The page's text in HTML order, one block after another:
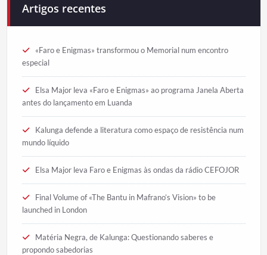
Artigos recentes
«Faro e Enigmas» transformou o Memorial num encontro
especial
Elsa Major leva «Faro e Enigmas» ao programa Janela Aberta
antes do lançamento em Luanda
Kalunga defende a literatura como espaço de resistência num
mundo líquido
Elsa Major leva Faro e Enigmas às ondas da rádio CEFOJOR
Final Volume of «The Bantu in Mafrano’s Vision» to be
launched in London
Matéria Negra, de Kalunga: Questionando saberes e
propondo sabedorias